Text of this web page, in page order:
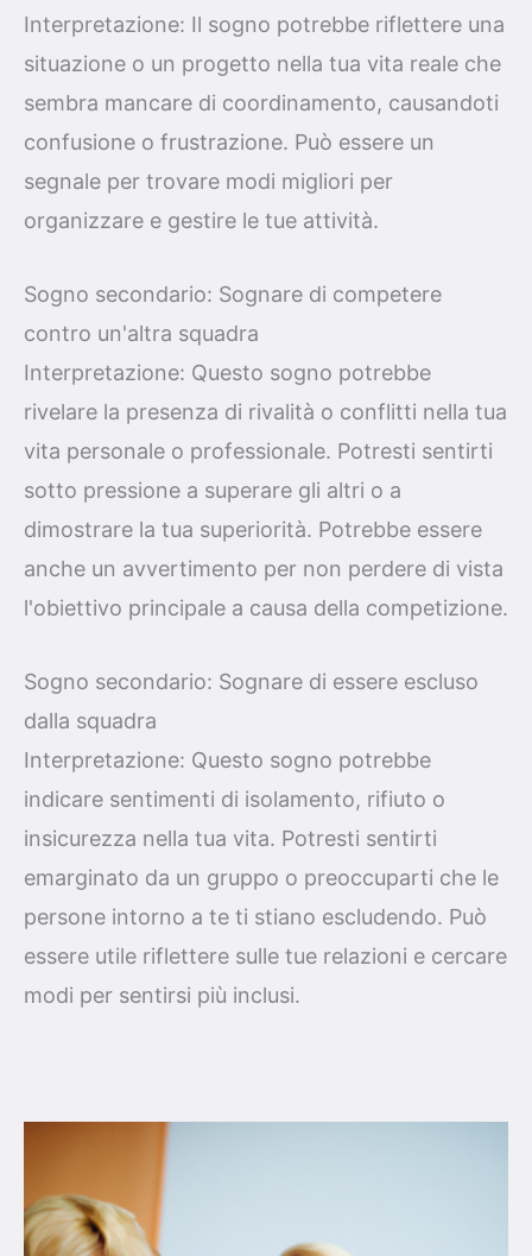
Interpretazione: Il sogno potrebbe riflettere una
situazione o un progetto nella tua vita reale che
sembra mancare di coordinamento, causandoti
confusione o frustrazione. Può essere un
segnale per trovare modi migliori per
organizzare e gestire le tue attività.
Sogno secondario: Sognare di competere
contro un'altra squadra
Interpretazione: Questo sogno potrebbe
rivelare la presenza di rivalità o conflitti nella tua
vita personale o professionale. Potresti sentirti
sotto pressione a superare gli altri o a
dimostrare la tua superiorità. Potrebbe essere
anche un avvertimento per non perdere di vista
l'obiettivo principale a causa della competizione.
Sogno secondario: Sognare di essere escluso
dalla squadra
Interpretazione: Questo sogno potrebbe
indicare sentimenti di isolamento, rifiuto o
insicurezza nella tua vita. Potresti sentirti
emarginato da un gruppo o preoccuparti che le
persone intorno a te ti stiano escludendo. Può
essere utile riflettere sulle tue relazioni e cercare
modi per sentirsi più inclusi.